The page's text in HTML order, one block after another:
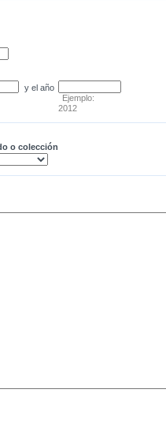
y el año
Ejemplo:
2012
o colección